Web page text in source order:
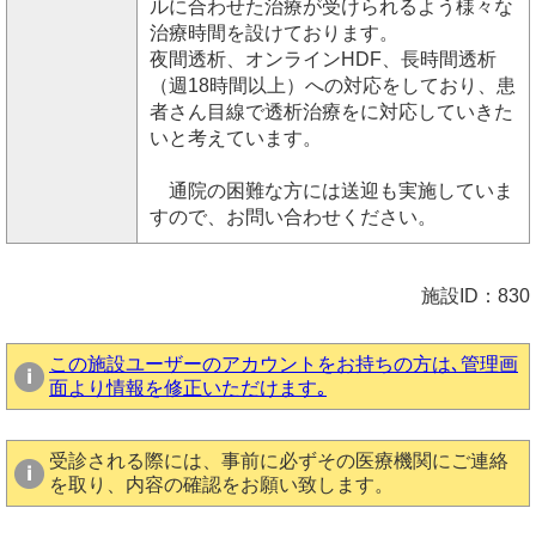
ルに合わせた治療が受けられるよう様々な
治療時間を設けております。
夜間透析、オンラインHDF、長時間透析
（週18時間以上）への対応をしており、患
者さん目線で透析治療をに対応していきた
いと考えています。
通院の困難な方には送迎も実施していま
すので、お問い合わせください。
施設ID：830
この施設ユーザーのアカウントをお持ちの方は､管理画
面より情報を修正いただけます｡
受診される際には、事前に必ずその医療機関にご連絡
を取り、内容の確認をお願い致します。